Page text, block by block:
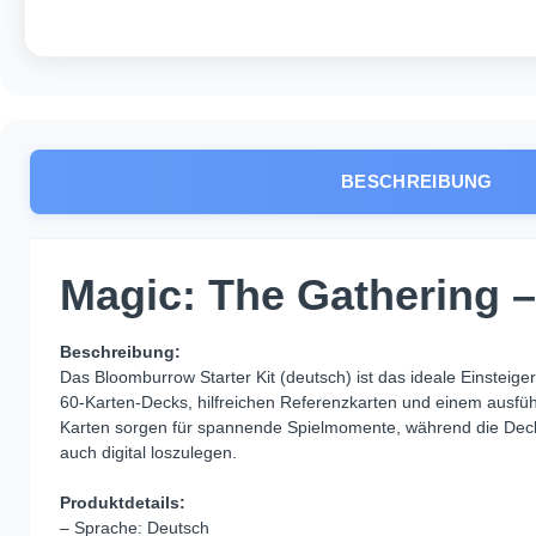
BESCHREIBUNG
Magic: The Gathering
Beschreibung:
Das Bloomburrow Starter Kit (deutsch) ist das ideale
60‑Karten‑Decks, hilfreichen Referenzkarten und einem
Karten sorgen für spannende Spielmomente, während die
auch digital loszulegen.
Produktdetails:
– Sprache: Deutsch